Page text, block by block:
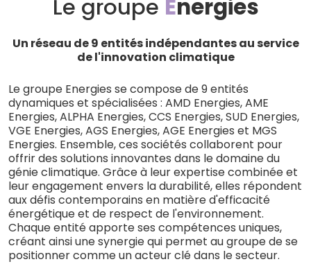
Le groupe Energies
Un réseau de 9 entités indépendantes au service
de l'innovation climatique
Le groupe Energies se compose de 9 entités
dynamiques et spécialisées : AMD Energies, AME
Energies, ALPHA Energies, CCS Energies, SUD Energies,
VGE Energies, AGS Energies, AGE Energies et MGS
Energies. Ensemble, ces sociétés collaborent pour
offrir des solutions innovantes dans le domaine du
génie climatique. Grâce à leur expertise combinée et
leur engagement envers la durabilité, elles répondent
aux défis contemporains en matière d'efficacité
énergétique et de respect de l'environnement.
Chaque entité apporte ses compétences uniques,
créant ainsi une synergie qui permet au groupe de se
positionner comme un acteur clé dans le secteur.